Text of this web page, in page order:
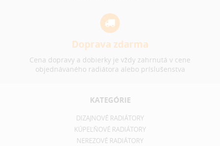
Doprava zdarma
Cena dopravy a dobierky je vždy zahrnutá v cene
objednávaného radiátora alebo príslušenstva
KATEGÓRIE
DIZAJNOVÉ RADIÁTORY
KÚPEĽŇOVÉ RADIÁTORY
NEREZOVÉ RADIÁTORY